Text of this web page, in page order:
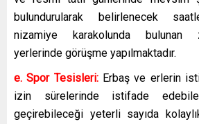
bulundurularak belirlenecek
nizamiye karakolunda bulunan
yerlerinde görüşme yapılmaktadır.
e. Spor Tesisleri:Erbaş ve erlerin
izin sürelerinde istifade
geçirebileceği yeterli sayıda